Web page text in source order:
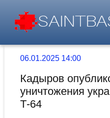
06.01.2025 14:00
Кадыров
уничтожения
Т-64